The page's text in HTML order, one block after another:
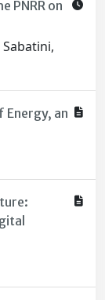
PNRR on
Energy, an